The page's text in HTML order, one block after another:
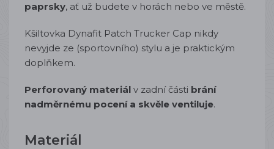
paprsky, ať už budete v horách nebo ve městě.
Kšiltovka Dynafit Patch Trucker Cap nikdy
nevyjde ze (sportovního) stylu a je praktickým
doplňkem.
Perforovaný materiál v zadní části brání
nadměrnému pocení a skvěle ventiluje.
Materiál